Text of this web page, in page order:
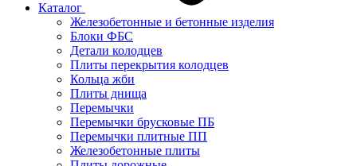
Каталог
Железобетонные и бетонные изделия
Блоки ФБС
Детали колодцев
Плиты перекрытия колодцев
Кольца жби
Плиты днища
Перемычки
Перемычки брусковые ПБ
Перемычки плитные ПП
Железобетонные плиты